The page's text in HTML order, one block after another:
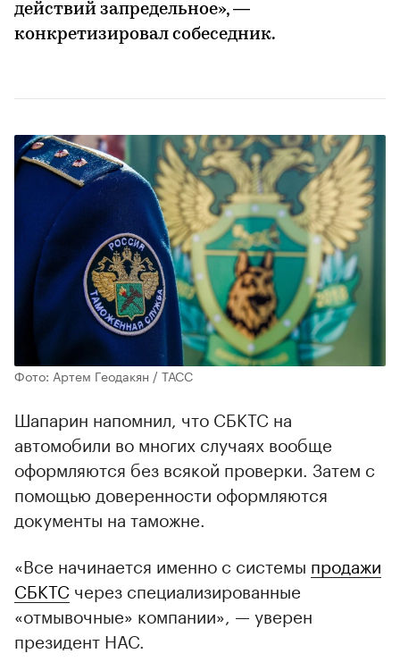
действий запредельное», —
конкретизировал собеседник.
Фото: Артем Геодакян / ТАСС
Шапарин напомнил, что СБКТС на
автомобили во многих случаях вообще
оформляются без всякой проверки. Затем с
помощью доверенности оформляются
документы на таможне.
«Все начинается именно с системы продажи
СБКТС через специализированные
«отмывочные» компании», — уверен
президент НАС.